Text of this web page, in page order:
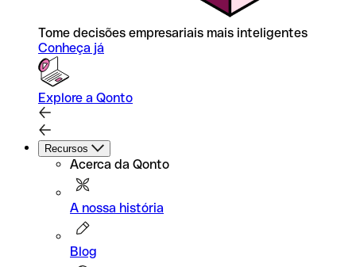
Tome decisões empresariais mais inteligentes
Conheça já
Explore a Qonto
Recursos
Acerca da Qonto
A nossa história
Blog